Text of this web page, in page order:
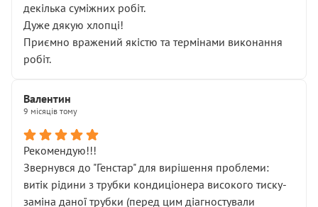
декілька суміжних робіт.
Дуже дякую хлопці!
Приємно вражений якістю та термінами виконання
робіт.
Валентин
9 місяців тому
Рекомендую!!!
Звернувся до "Генстар" для вирішення проблеми:
витік рідини з трубки кондиціонера високого тиску-
заміна даної трубки (перед цим діагностували